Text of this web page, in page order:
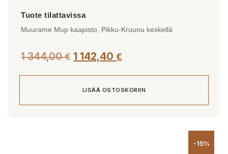
Muurame Mup kaapisto, Pikku-Kruunu keskellä
1 344,00€ 1 142,40 €
LISÄÄ OSTOSKORIIN
-15%